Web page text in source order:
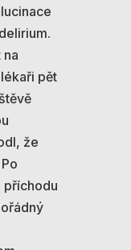
pět
že
příchodu